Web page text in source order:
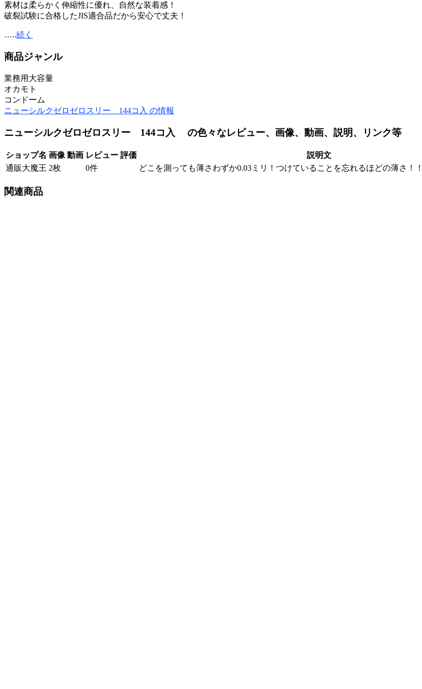
素材は柔らかく伸縮性に優れ、自然な装着感！
破裂試験に合格したJIS適合品だから安心で丈夫！
…..続く
商品ジャンル
業務用大容量
オカモト
コンドーム
ニューシルクゼロゼロスリー 144コ入 の情報
ニューシルクゼロゼロスリー 144コ入 の色々なレビュー、画像、動画、説明、リンク等
ショップ名 画像 動画 レビュー 評価 説明文
通販大魔王 2枚 0件 どこを測っても薄さわずか0.03ミリ！つけていることを忘れるほどの薄さ！
関連商品